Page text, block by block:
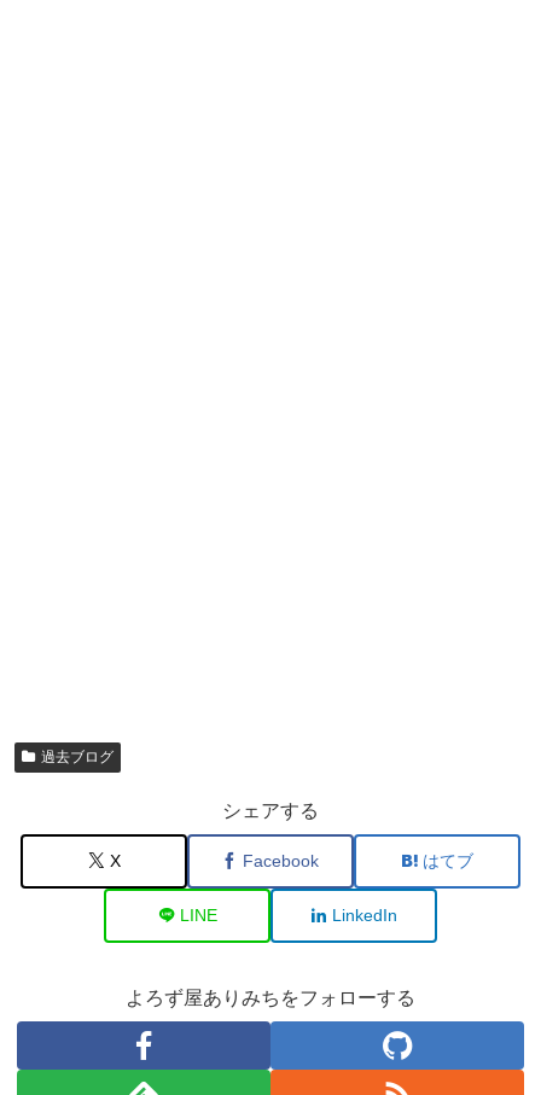
過去ブログ
シェアする
X Facebook はてブ
LINE LinkedIn
よろず屋ありみちをフォローする